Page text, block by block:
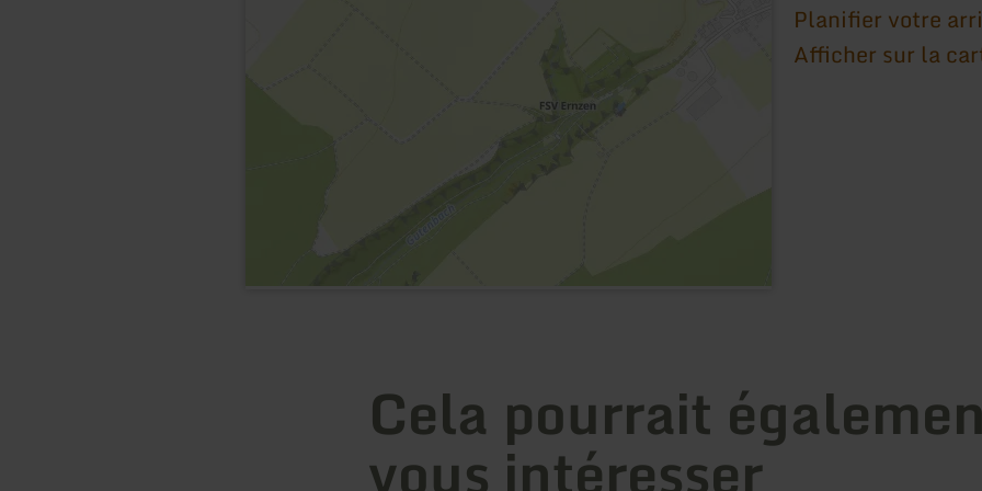
Planifier votre
Afficher sur la
Cela pourrait
vous intéresser